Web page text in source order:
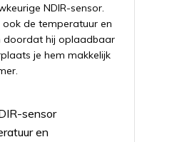
NDIR-sensor.
de temperatuur en
doordat hij oplaadbaar
je hem makkelijk
sensor
en